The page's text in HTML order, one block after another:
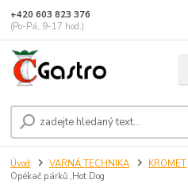
+420 603 823 376
(Po-Pá, 9-17 hod.)
Úvod VARNÁ TECHNIKA KROMET
Opékač párků ,Hot Dog